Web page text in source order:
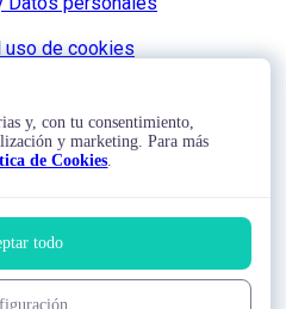
y, con tu consentimiento,
y marketing. Para más
de Cookies.
todo
uso de cookies
reservados
- RUC: 20100047218